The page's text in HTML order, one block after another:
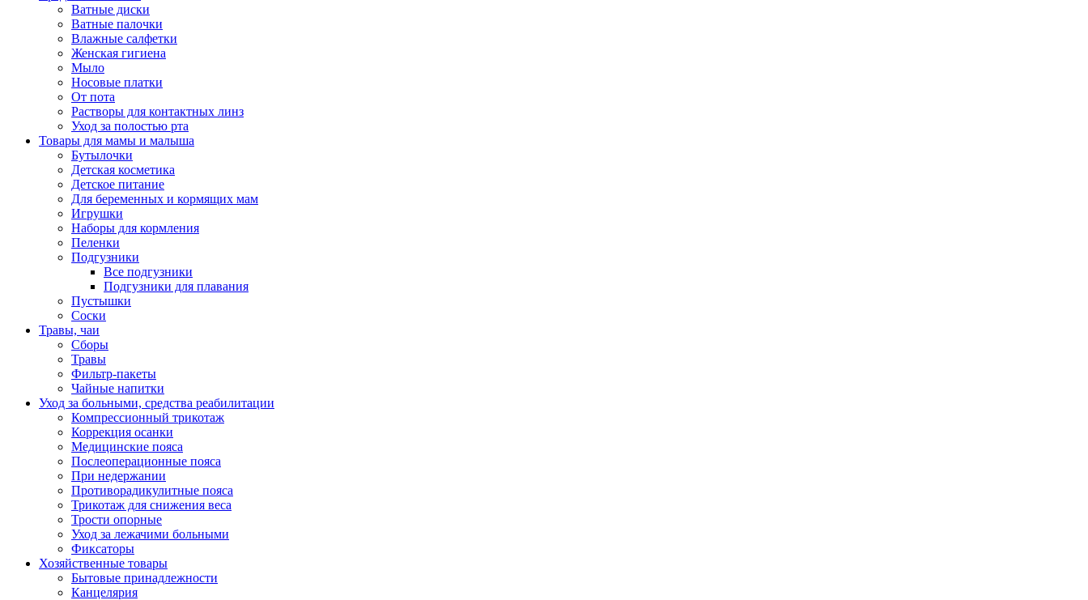
Ватные диски
Ватные палочки
Влажные салфетки
Женская гигиена
Мыло
Носовые платки
От пота
Растворы для контактных линз
Уход за полостью рта
Товары для мамы и малыша
Бутылочки
Детская косметика
Детское питание
Для беременных и кормящих мам
Игрушки
Наборы для кормления
Пеленки
Подгузники
Все подгузники
Подгузники для плавания
Пустышки
Соски
Травы, чаи
Сборы
Травы
Фильтр-пакеты
Чайные напитки
Уход за больными, средства реабилитации
Компрессионный трикотаж
Коррекция осанки
Медицинские пояса
Послеоперационные пояса
При недержании
Противорадикулитные пояса
Трикотаж для снижения веса
Трости опорные
Уход за лежачими больными
Фиксаторы
Хозяйственные товары
Бытовые принадлежности
Канцелярия